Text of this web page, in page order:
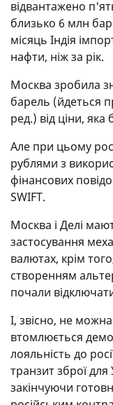
відвантажено
близько 6 млн
місяць Індія
нафти, ніж за рік.
Москва зробила
барель (йдеться
ред.) від ціни, яка
Але при цьому
рублями з
фінансових
SWIFT.
Москва і Делі
застосування
валютах, крім
створенням
почали
І, звісно, не
втомлюється
лояльність до
транзит зброї
закінчуючи